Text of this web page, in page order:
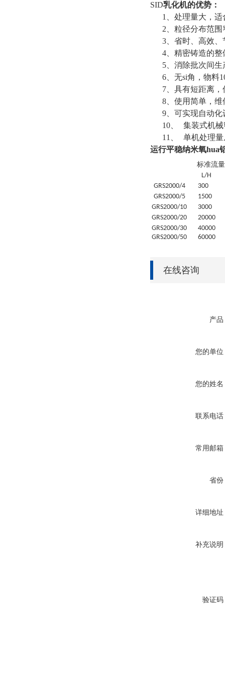
SID乳化机的优势：
1、处理量大，
2、粒径分布范
3、省时、高效、
4、精密铸造的
5、消除批次间
6、无si角，物料
7、具有短距离
8、使用简单，维
9、可实现自动化
10、
集装式机
11、
单机处理量
运行平稳纳米氧hua
标准流量
L/H
GRS2000/4 300
GRS2000/5
1500
GRS2000/10
3000
GRS2000/20 20000
GRS2000/30 40000
GRS2000/50 60000
在线咨询
产品
您的单位
您的姓名
联系电话
常用邮箱
省份
详细地址
补充说明
验证码